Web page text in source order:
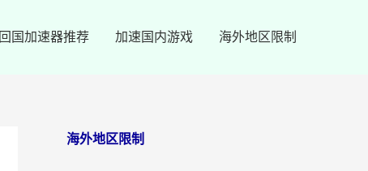
回国加速器推荐 加速国内游戏 海外地区限制
海外地区限制